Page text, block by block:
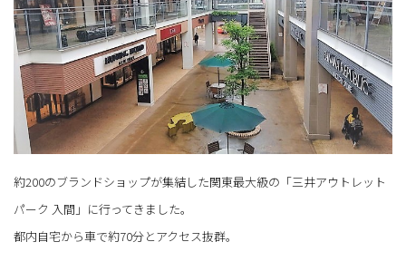
約200のブランドショップが集結した関東最大級の「三井アウトレット
パーク 入間」に行ってきました。
都内自宅から車で約70分とアクセス抜群。